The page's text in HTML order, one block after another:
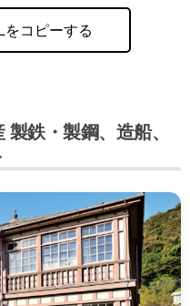
をコピーする
製鉄・製鋼、造船、